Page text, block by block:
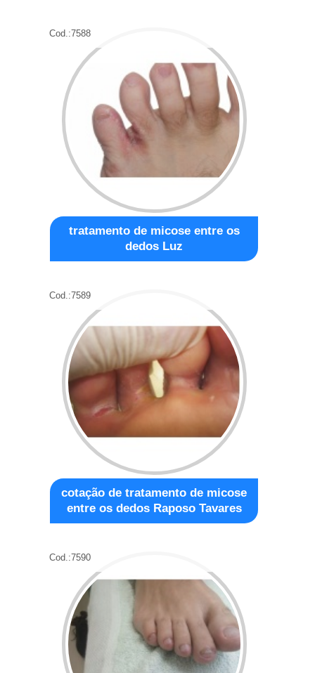
Cod.:7588
tratamento de micose entre os
dedos Luz
Cod.:7589
cotação de tratamento de micose
entre os dedos Raposo Tavares
Cod.:7590